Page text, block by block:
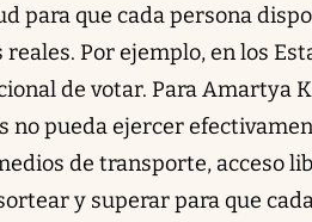
para que cada persona
Por ejemplo, en los
de votar. Para Amartya
no pueda ejercer
de transporte, acceso
y superar para que